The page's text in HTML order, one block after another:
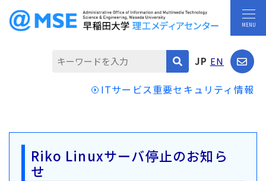
JP EN
ITサービス重要セキュリティ情報
Riko Linuxサーバ停止のお知ら
せ